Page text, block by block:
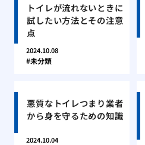
トイレが流れないときに
試したい方法とその注意
点
2024.10.08
未分類
悪質なトイレつまり業者
から身を守るための知識
2024.10.04